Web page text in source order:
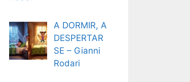
A DORMIR, A
DESPERTAR
SE – Gianni
Rodari